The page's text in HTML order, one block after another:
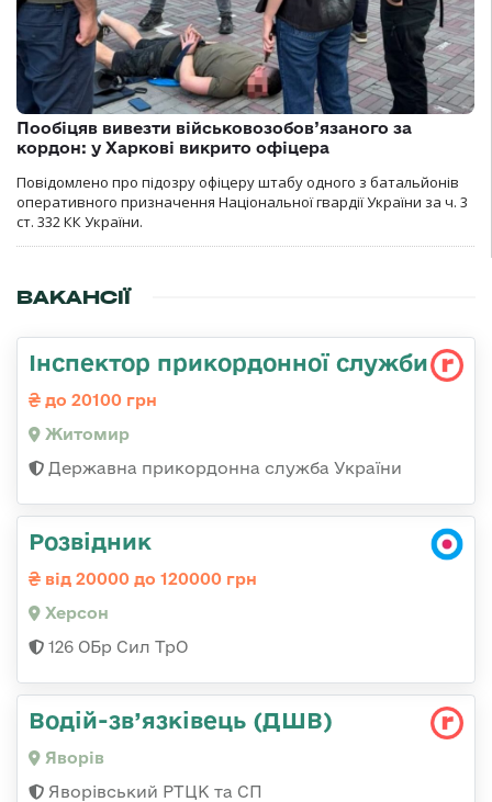
Пообіцяв вивезти військовозобов’язаного за
кордон: у Харкові викрито офіцера
Повідомлено про підозру офіцеру штабу одного з батальйонів
оперативного призначення Національної гвардії України за ч. 3
ст. 332 КК України.
ВАКАНСІЇ
Інспектор прикордонної служби
до 20100 грн
Житомир
Державна прикордонна служба України
Розвідник
від 20000 до 120000 грн
Херсон
126 ОБр Сил ТрО
Водій-зв’язківець (ДШВ)
Яворів
Яворівський РТЦК та СП